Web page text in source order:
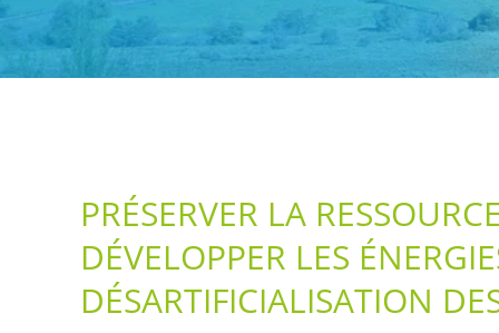
PRÉSERVER LA
DÉVELOPPER LES
DÉSARTIFICIALISATION